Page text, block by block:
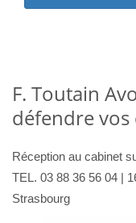
F. Toutain
défendre
Réception au cabinet
TEL. 03 88 36 56 04 |
Strasbourg